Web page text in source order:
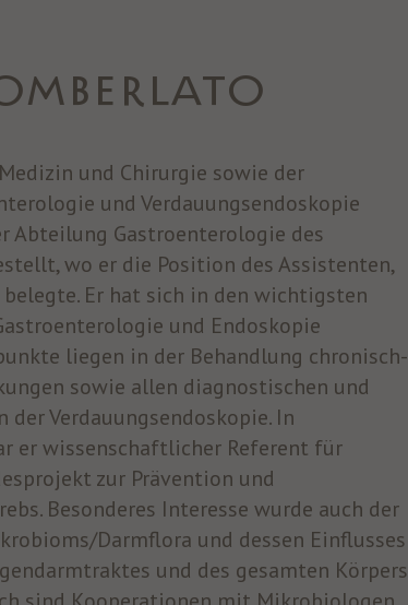
und Chirurgie sowie der
und Verdauungsendoskopie
Abteilung Gastroenterologie des
wo er die Position des Assistenten,
Er hat sich in den wichtigsten
und Endoskopie
liegen in der Behandlung chronisch-
sowie allen diagnostischen und
Verdauungsendoskopie. In
er wissenschaftlicher Referent für
zur Prävention und
Besonderes Interesse wurde auch der
Darmflora und dessen Einflusses
und des gesamten Körpers